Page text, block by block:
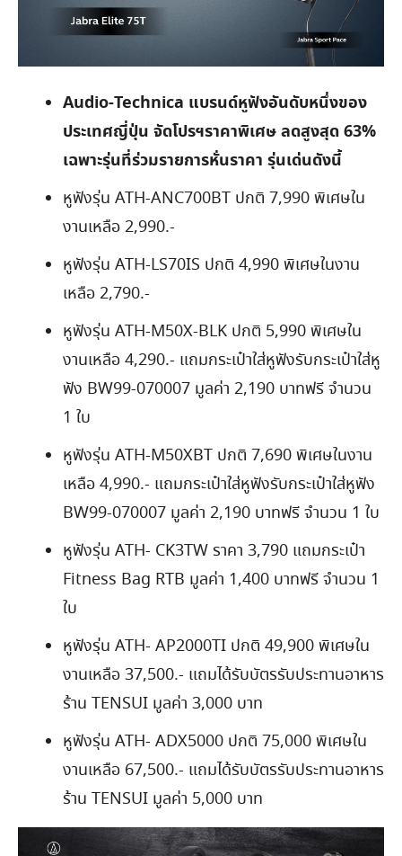
Audio-Technica แบรนด์หูฟังอันดับหนึ่งของ
ประเทศญี่ปุ่น จัดโปรฯราคาพิเศษ ลดสูงสุด 63%
เฉพาะรุ่นที่ร่วมรายการหั่นราคา รุ่นเด่นดังนี้
หูฟังรุ่น ATH-ANC700BT ปกติ 7,990 พิเศษใน
งานเหลือ 2,990.-
หูฟังรุ่น ATH-LS70IS ปกติ 4,990 พิเศษในงาน
เหลือ 2,790.-
หูฟังรุ่น ATH-M50X-BLK ปกติ 5,990 พิเศษใน
งานเหลือ 4,290.- แถมกระเป๋าใส่หูฟังรับกระเป๋าใส่หู
ฟัง BW99-070007 มูลค่า 2,190 บาทฟรี จำนวน
1 ใบ
หูฟังรุ่น ATH-M50XBT ปกติ 7,690 พิเศษในงาน
เหลือ 4,990.- แถมกระเป๋าใส่หูฟังรับกระเป๋าใส่หูฟัง
BW99-070007 มูลค่า 2,190 บาทฟรี จำนวน 1 ใบ
หูฟังรุ่น ATH- CK3TW ราคา 3,790 แถมกระเป๋า
Fitness Bag RTB มูลค่า 1,400 บาทฟรี จำนวน 1
ใบ
หูฟังรุ่น ATH- AP2000TI ปกติ 49,900 พิเศษใน
งานเหลือ 37,500.- แถมได้รับบัตรรับประทานอาหาร
ร้าน TENSUI มูลค่า 3,000 บาท
หูฟังรุ่น ATH- ADX5000 ปกติ 75,000 พิเศษใน
งานเหลือ 67,500.- แถมได้รับบัตรรับประทานอาหาร
ร้าน TENSUI มูลค่า 5,000 บาท